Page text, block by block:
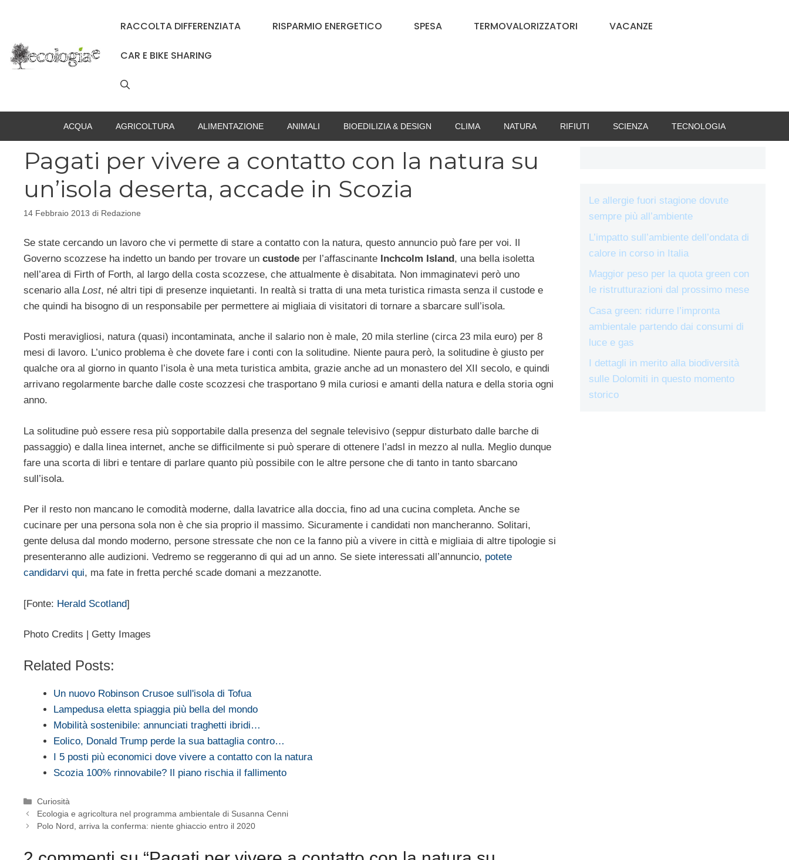
RACCOLTA DIFFERENZIATA RISPARMIO ENERGETICO SPESA TERMOVALORIZZATORI VACANZE
CAR E BIKE SHARING
ACQUA AGRICOLTURA ALIMENTAZIONE ANIMALI BIOEDILIZIA & DESIGN CLIMA NATURA RIFIUTI SCIENZA TECNOLOGIA
Pagati per vivere a contatto con la natura su
un’isola deserta, accade in Scozia
14 Febbraio 2013 di Redazione
Se state cercando un lavoro che vi permette di stare a contatto con la natura, questo annuncio può fare per voi. Il
Governo scozzese ha indetto un bando per trovare un custode per l’affascinante Inchcolm Island, una bella isoletta
nell’area di Firth of Forth, al largo della costa scozzese, che attualmente è disabitata. Non immaginatevi però uno
scenario alla Lost, né altri tipi di presenze inquietanti. In realtà si tratta di una meta turistica rimasta senza il custode e
che quindi ha bisogno di un responsabile per permettere ai migliaia di visitatori di tornare a sbarcare sull’isola.
Posti meravigliosi, natura (quasi) incontaminata, anche il salario non è male, 20 mila sterline (circa 23 mila euro) per 8
mesi di lavoro. L’unico problema è che dovete fare i conti con la solitudine. Niente paura però, la solitudine è giusto per
qualche ora al giorno in quanto l’isola è una meta turistica ambita, grazie anche ad un monastero del XII secolo, e quindi
arrivano regolarmente barche dalle coste scozzesi che trasportano 9 mila curiosi e amanti della natura e della storia ogni
anno.
La solitudine può essere resa più sopportabile dalla presenza del segnale televisivo (seppur disturbato dalle barche di
passaggio) e dalla linea internet, anche se difficilmente si può sperare di ottenere l’adsl in mezzo al nulla. Meglio dunque
fare una scorta di libri e tentare di parlare quanto più possibile con le altre persone che di tanto in tanto sbarcano
sull’isola.
Per il resto non mancano le comodità moderne, dalla lavatrice alla doccia, fino ad una cucina completa. Anche se
cucinare per una persona sola non è che sia proprio il massimo. Sicuramente i candidati non mancheranno. Solitari,
gente delusa dal mondo moderno, persone stressate che non ce la fanno più a vivere in città e migliaia di altre tipologie si
presenteranno alle audizioni. Vedremo se reggeranno di qui ad un anno. Se siete interessati all’annuncio, potete
candidarvi qui, ma fate in fretta perché scade domani a mezzanotte.
[Fonte: Herald Scotland]
Photo Credits | Getty Images
Related Posts:
Un nuovo Robinson Crusoe sull'isola di Tofua
Lampedusa eletta spiaggia più bella del mondo
Mobilità sostenibile: annunciati traghetti ibridi…
Eolico, Donald Trump perde la sua battaglia contro…
I 5 posti più economici dove vivere a contatto con la natura
Scozia 100% rinnovabile? Il piano rischia il fallimento
Categorie
Curiosità
Ecologia e agricoltura nel programma ambientale di Susanna Cenni
Polo Nord, arriva la conferma: niente ghiaccio entro il 2020
Le allergie fuori stagione dovute
sempre più all’ambiente
L’impatto sull’ambiente dell’ondata di
calore in corso in Italia
Maggior peso per la quota green con
le ristrutturazioni dal prossimo mese
Casa green: ridurre l’impronta
ambientale partendo dai consumi di
luce e gas
I dettagli in merito alla biodiversità
sulle Dolomiti in questo momento
storico